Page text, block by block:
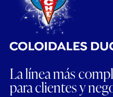
La línea más
para clientes y